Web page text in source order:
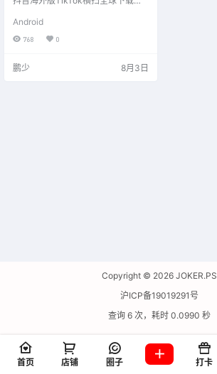
Android
768 0
鹏少 8月3日
Copyright © 2026 JOKER.PS
沪ICP备19019291号
查询 6 次，耗时 0.0990 秒
首页 店铺 圈子 打卡